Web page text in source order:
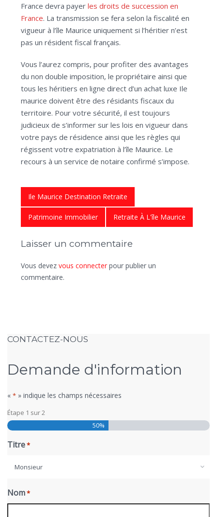
France devra payer les droits de succession en
France. La transmission se fera selon la fiscalité en
vigueur à l’île Maurice uniquement si l’héritier n’est
pas un résident fiscal français.
Vous l’aurez compris, pour profiter des avantages
du non double imposition, le propriétaire ainsi que
tous les héritiers en ligne direct d’un achat luxe Ile
maurice doivent être des résidants fiscaux du
territoire. Pour votre sécurité, il est toujours
judicieux de s’informer sur les lois en vigueur dans
votre pays de résidence ainsi que les règles qui
régissent votre expatriation à l’île Maurice. Le
recours à un service de notaire confirmé s’impose.
Ile Maurice Destination Retraite
Patrimoine Immobilier Retraite À L'île Maurice
Laisser un commentaire
Vous devez vous connecter pour publier un
commentaire.
CONTACTEZ-NOUS
Demande d'information
« * » indique les champs nécessaires
Étape 1 sur2
50%
Titre*
Monsieur
Nom*